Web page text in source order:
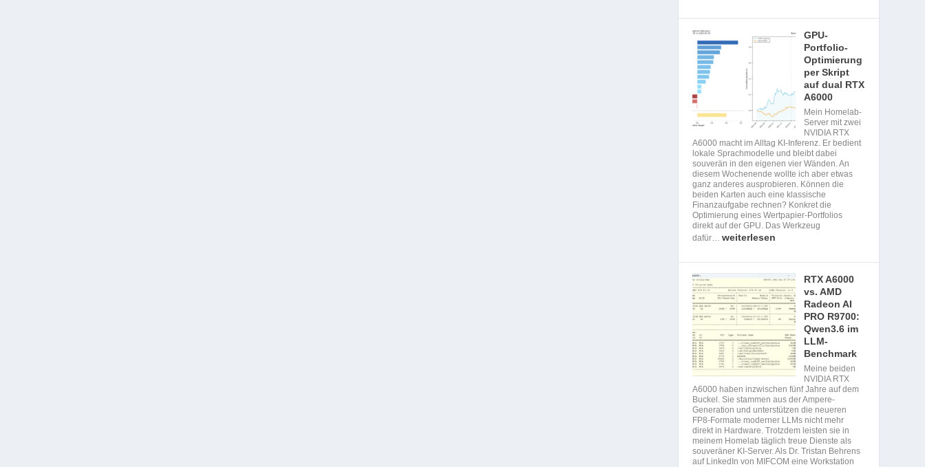
GPU-
Portfolio-
Optimierung
per Skript
auf dual RTX
A6000
Mein Homelab-
Server mit zwei
NVIDIA RTX
A6000 macht im Alltag KI-Inferenz. Er bedient
lokale Sprachmodelle und bleibt dabei
souverän in den eigenen vier Wänden. An
diesem Wochenende wollte ich aber etwas
ganz anderes ausprobieren. Können die
beiden Karten auch eine klassische
Finanzaufgabe rechnen? Konkret die
Optimierung eines Wertpapier-Portfolios
direkt auf der GPU. Das Werkzeug
dafür…weiterlesen
RTX A6000
vs. AMD
Radeon AI
PRO R9700:
Qwen3.6 im
LLM-
Benchmark
Meine beiden
NVIDIA RTX
A6000 haben inzwischen fünf Jahre auf dem
Buckel. Sie stammen aus der Ampere-
Generation und unterstützen die neueren
FP8-Formate moderner LLMs nicht mehr
direkt in Hardware. Trotzdem leisten sie in
meinem Homelab täglich treue Dienste als
souveräner KI-Server. Als Dr. Tristan Behrens
auf LinkedIn von MIFCOM eine Workstation